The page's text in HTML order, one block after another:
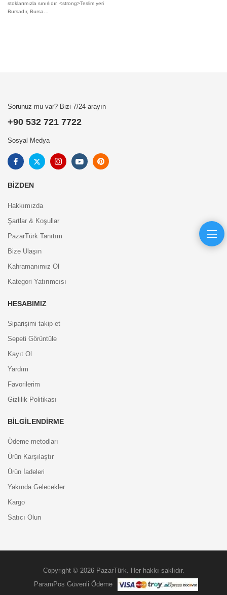
stoklarımızla sınırlıdır. <strong>Teslim yeri
Bursadır, Bursa…
Sorunuz mu var? Bizi 7/24 arayın
+90 532 721 7722
Sosyal Medya
BIZDEN
Hakkımızda
Şartlar & Koşullar
PazarTürk Tanıtım
Bize Ulaşın
Kahramanımız Ol
Kategori Yatırımcısı
HESABIMIZ
Siparişimi takip et
Sepeti Görüntüle
Kayıt Ol
Yardım
Favorilerim
Gizlilik Politikası
BILGILENDIRME
Ödeme metodları
Ürün Karşılaştır
Ürün İadeleri
Yakında Gelecekler
Kargo
Satıcı Olun
Copyright © 2026 PazarTürk. Her hakkı saklıdır.
ParamPos Güvenli Ödeme